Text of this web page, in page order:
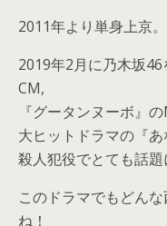
2011年より単身上京。
2019年2月に乃木坂46
CM,
『グータンヌーボ』の
大ヒットドラマの『
殺人犯役でとても話題
このドラマでもどん
ね！